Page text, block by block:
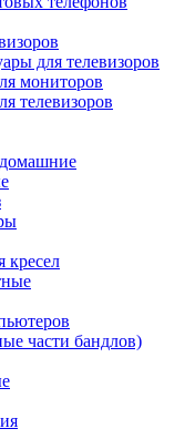
для телевизоров
мониторов
телевизоров
домашние
кресел
части бандлов)